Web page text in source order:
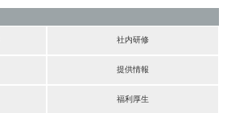
社内研修
提供情報
福利厚生